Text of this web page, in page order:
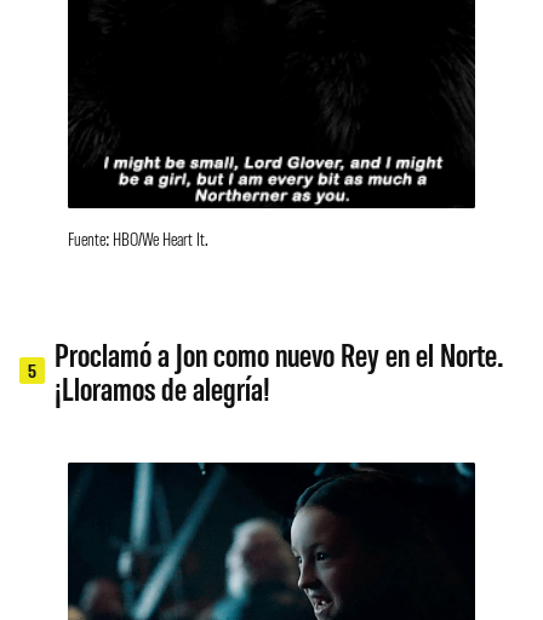
Fuente: HBO/We Heart It.
5
Proclamó a Jon como nuevo Rey en el Norte.
¡Lloramos de alegría!